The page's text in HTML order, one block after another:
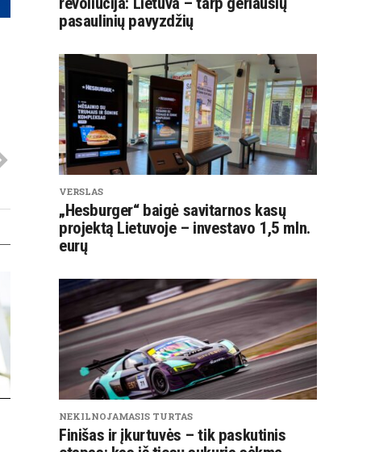
pasaulinių pavyzdžių
VERSLAS
„Hesburger“ baigė savitarnos kasų
projektą Lietuvoje – investavo 1,5 mln.
eurų
NEKILNOJAMASIS TURTAS
Finišas ir įkurtuvės – tik paskutinis